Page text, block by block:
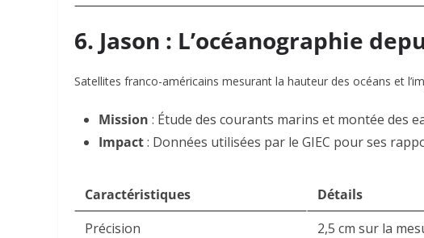
6. Jason : L’océanographie
Satellites franco-américains mesurant la hauteur des océans et
Mission : Étude des courants marins et montée des
Impact: Données utilisées par le GIEC pour ses
Caractéristiques
Détails
Précision
2,5 cm sur la